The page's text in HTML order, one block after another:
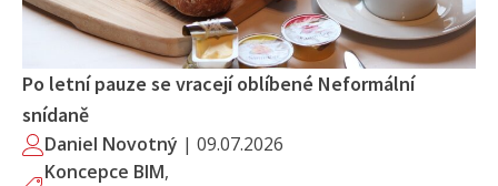
Po letní pauze se vracejí oblíbené Neformální
snídaně
Daniel Novotný | 09.07.2026
Koncepce BIM,